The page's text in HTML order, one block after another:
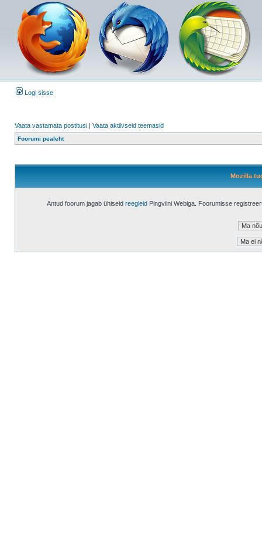
Logi sisse
Vaata vastamata postitusi | Vaata aktiivseid teemasid
Foorumi pealeht
Mozilla
Antud foorum jagab ühiseid reegleid Pingviini Webiga. Foorumisse